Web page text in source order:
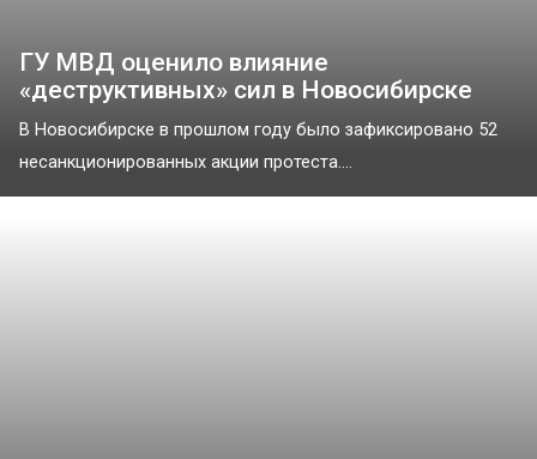
ГУ МВД оценило влияние
«деструктивных» сил в Новосибирске
В Новосибирске в прошлом году было зафиксировано 52
несанкционированных акции протеста....